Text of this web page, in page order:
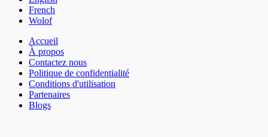
French
Wolof
Accueil
À propos
Contactez nous
Politique de confidentialité
Conditions d'utilisation
Partenaires
Blogs